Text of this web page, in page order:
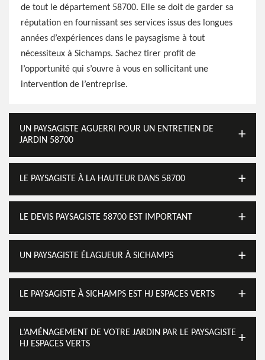
de tout le département 58700. Elle se doit de garder sa
réputation en fournissant ses services issus des longues
années d’expériences dans le paysagisme à tout
nécessiteux à Sichamps. Sachez tirer profit de
l’opportunité qui s’ouvre à vous en sollicitant une
intervention de l’entreprise.
UN PAYSAGISTE AGUERRI POUR UN ENTRETIEN DE
JARDIN 58700
LE PAYSAGISTE À LA HAUTEUR DANS 58700
LE DEVIS PAYSAGISTE 58700 EST IMPORTANT
UN PAYSAGISTE ÉLAGUEUR À SICHAMPS
LE PAYSAGISTE À SICHAMPS EST HJ ESPACES VERTS
L’AMÉNAGEMENT DE VOTRE JARDIN PAR LE PAYSAGISTE
HJ ESPACES VERTS